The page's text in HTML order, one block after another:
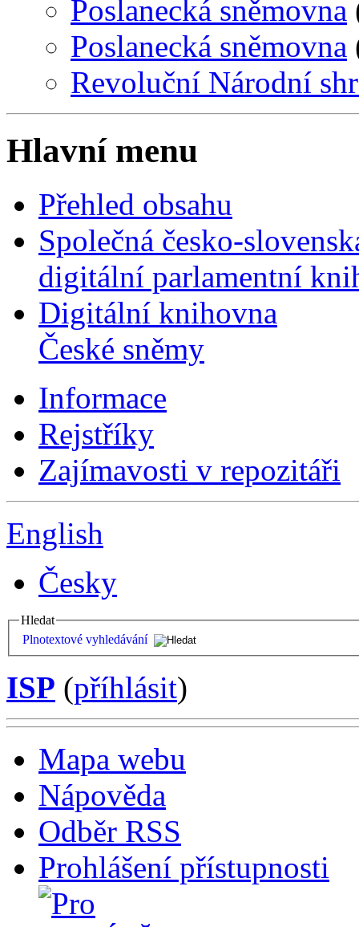
Poslanecká sněmovna
Poslanecká sněmovna
Revoluční Národní
Hlavní menu
Přehled obsahu
Společná česko-
digitální parlamentní
Digitální knihovna
České sněmy
Informace
Rejstříky
Zajímavosti v repozitáři
English
Česky
Hledat
Plnotextové vyhledávání
ISP (příhlásit)
Mapa webu
Nápověda
Odběr RSS
Prohlášení přístupnosti